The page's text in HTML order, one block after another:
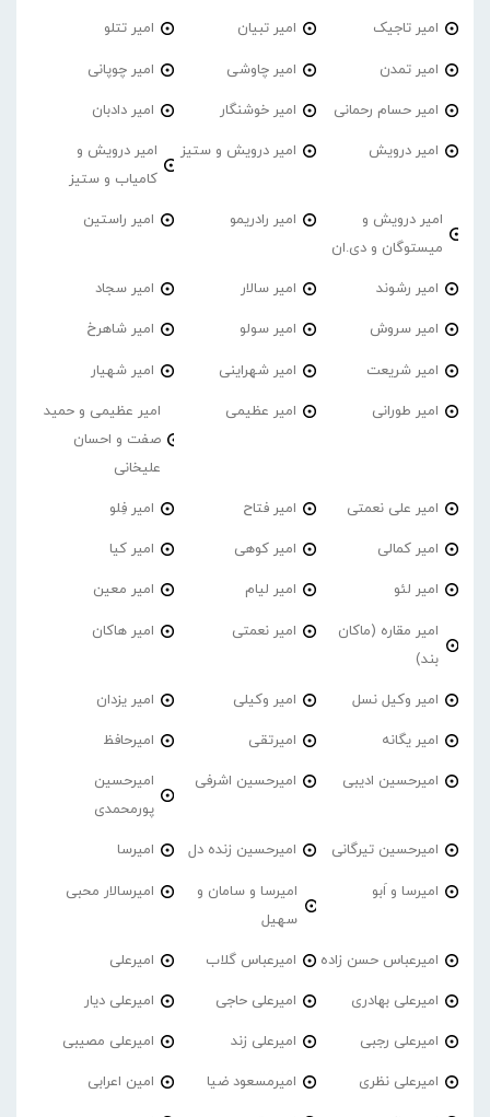
امیر تاجیک امیر تبیان امیر تتلو
امیر تمدن امیر چاوشی امیر چوپانی
امیر حسام رحمانی امیر خوشنگار امیر دادبان
امیر درویش امیر درویش و ستیز
امیر درویش و
کامیاب و ستیز
امیر درویش و
میستوگان و دی.ان
امیر رادریمو امیر راستین
امیر رشوند امیر سالار امیر سجاد
امیر سروش امیر سولو امیر شاهرخ
امیر شریعت امیر شهراینی امیر شهیار
امیر طورانی امیر عظیمی
امیر عظیمی و حمید
صفت و احسان
علیخانی
امیر علی نعمتی امیر فتاح امیر فِلو
امیر کمالی امیر کوهی امیر کیا
امیر لئو امیر لیام امیر معین
امیر مقاره (ماکان
بند)
امیر نعمتی امیر هاکان
امیر وکیل نسل امیر وکیلی امیر یزدان
امیر یگانه امیرتقی امیرحافظ
امیرحسین ادیبی امیرحسین اشرفی
امیرحسین
پورمحمدی
امیرحسین تیرگانی امیرحسین زنده دل امیرسا
امیرسا و اَبو
امیرسا و سامان و
سهیل
امیرسالار محبی
امیرعباس حسن زاده امیرعباس گلاب امیرعلی
امیرعلی بهادری امیرعلی حاجی امیرعلی دیار
امیرعلی رجبی امیرعلی زند امیرعلی مصیبی
امیرعلی نظری امیرمسعود ضیا امین اعرابی